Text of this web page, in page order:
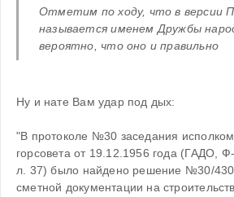
Отметим по ходу, что в версии
называется именем Дружбы
вероятно, что оно и правильно
Ну и нате Вам удар под дых:
"В протоколе №30 заседания
горсовета от 19.12.1956 года (ГАДО,
л. 37) было найдено решение №30/430